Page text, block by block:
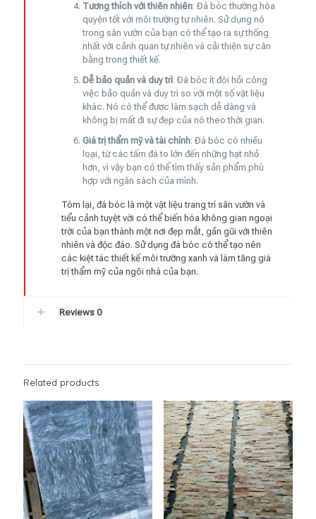
Tương thích với thiên nhiên: Đá bóc thường hòa
quyện tốt với môi trường tự nhiên. Sử dụng nó
trong sân vườn của bạn có thể tạo ra sự thống
nhất với cảnh quan tự nhiên và cải thiện sự cân
bằng trong thiết kế.
Dễ bảo quản và duy trì: Đá bóc ít đòi hỏi công
việc bảo quản và duy trì so với một số vật liệu
khác. Nó có thể được làm sạch dễ dàng và
không bị mất đi sự đẹp của nó theo thời gian.
Giá trị thẩm mỹ và tài chính: Đá bóc có nhiều
loại, từ các tấm đá to lớn đến những hạt nhỏ
hơn, vì vậy bạn có thể tìm thấy sản phẩm phù
hợp với ngân sách của mình.
Tóm lại, đá bóc là một vật liệu trang trí sân vườn và
tiểu cảnh tuyệt vời có thể biến hóa không gian ngoại
trời của bạn thành một nơi đẹp mắt, gần gũi với thiên
nhiên và độc đáo. Sử dụng đá bóc có thể tạo nên
các kiệt tác thiết kế môi trường xanh và làm tăng giá
trị thẩm mỹ của ngôi nhà của bạn.
Reviews 0
Related products